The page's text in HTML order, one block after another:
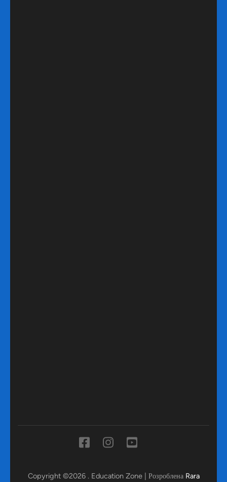
Copyright ©2026 . Education Zone | Розроблена Rara